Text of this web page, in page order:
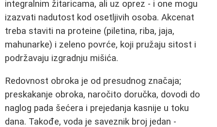
integralnim žitaricama, ali uz oprez - i one mogu
izazvati nadutost kod osetljivih osoba. Akcenat
treba staviti na proteine (piletina, riba, jaja,
mahunarke) i zeleno povrće, koji pružaju sitost i
podržavaju izgradnju mišića.
Redovnost obroka je od presudnog značaja;
preskakanje obroka, naročito doručka, dovodi do
naglog pada šećera i prejedanja kasnije u toku
dana. Takođe, voda je saveznik broj jedan -